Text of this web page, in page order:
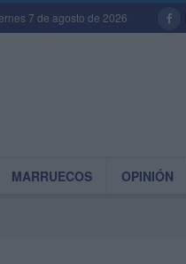
7 de agosto de 2026
MARRUECOS OPINIÓN